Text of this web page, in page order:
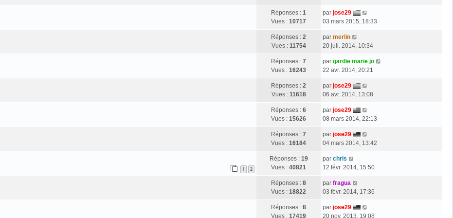
Réponses : 1
Vues : 10717
par jose29
03 mars 2015, 18:33
Réponses : 2
Vues : 11754
par merlin
20 juil. 2014, 10:34
Réponses : 7
Vues : 16243
par gardie marie jo
22 avr. 2014, 20:21
Réponses : 2
Vues : 11618
par jose29
06 avr. 2014, 13:08
Réponses : 6
Vues : 15626
par jose29
08 mars 2014, 22:13
Réponses : 7
Vues : 16184
par jose29
04 mars 2014, 13:42
1 2
Réponses : 19
Vues : 40821
par chris
12 févr. 2014, 15:50
Réponses : 8
Vues : 18822
par fragua
03 févr. 2014, 17:36
Réponses : 8
Vues : 17419
par jose29
20 nov. 2013, 19:08